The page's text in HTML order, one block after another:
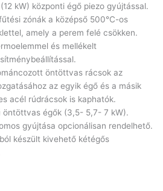
kW) központi égő piezo gyújtással.
zónák a középső 500°C-os
amely a perem felé csökken.
és mellékelt
öntöttvas rácsok az
az egyik égő és a másik
acél rúdrácsok is kaphatók.
öntöttvas égők (3,5- 5,7- 7 kW).
gyújtása opcionálisan rendelhető.
készült kivehető kétégős